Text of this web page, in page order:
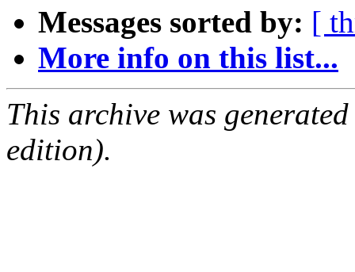
Messages sorted by: [
More info on this list...
This archive was
edition).